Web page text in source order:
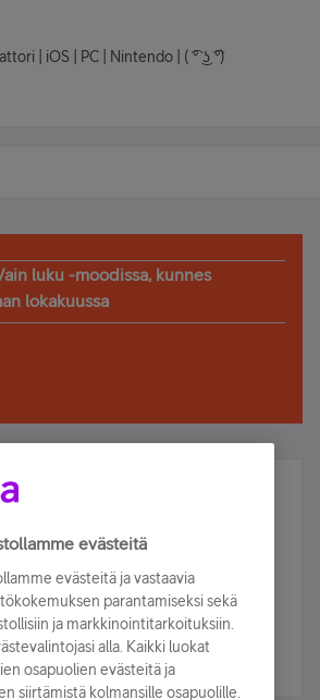
| iOS | PC | Nintendo | ( ͡° ͜ʖ ͡°)
luku -moodissa, kunnes
lokakuussa
osallistu ja voita!
ja olet mukana arvonnassa.
evästeitä
evästeitä ja vastaavia
parantamiseksi sekä
ja markkinointitarkoituksiin.
alla. Kaikki luokat
osapuolien evästeitä ja
siirtämistä kolmansille osapuolille.